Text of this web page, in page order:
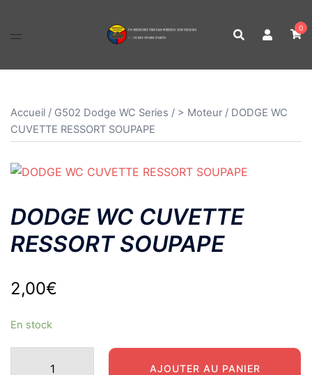
0
Accueil / G502 Dodge WC Series / > Moteur / DODGE WC
CUVETTE RESSORT SOUPAPE
DODGE WC CUVETTE
RESSORT SOUPAPE
2,00€
En stock
AJOUTER AU PANIER